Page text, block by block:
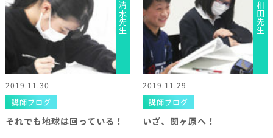
清水先生
2019.11.30
講師ブログ
それでも地球は回っている！
和田先生
2019.11.29
講師ブログ
いざ、関ヶ原へ！